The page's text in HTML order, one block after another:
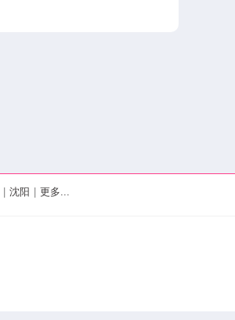
沈阳
更多...